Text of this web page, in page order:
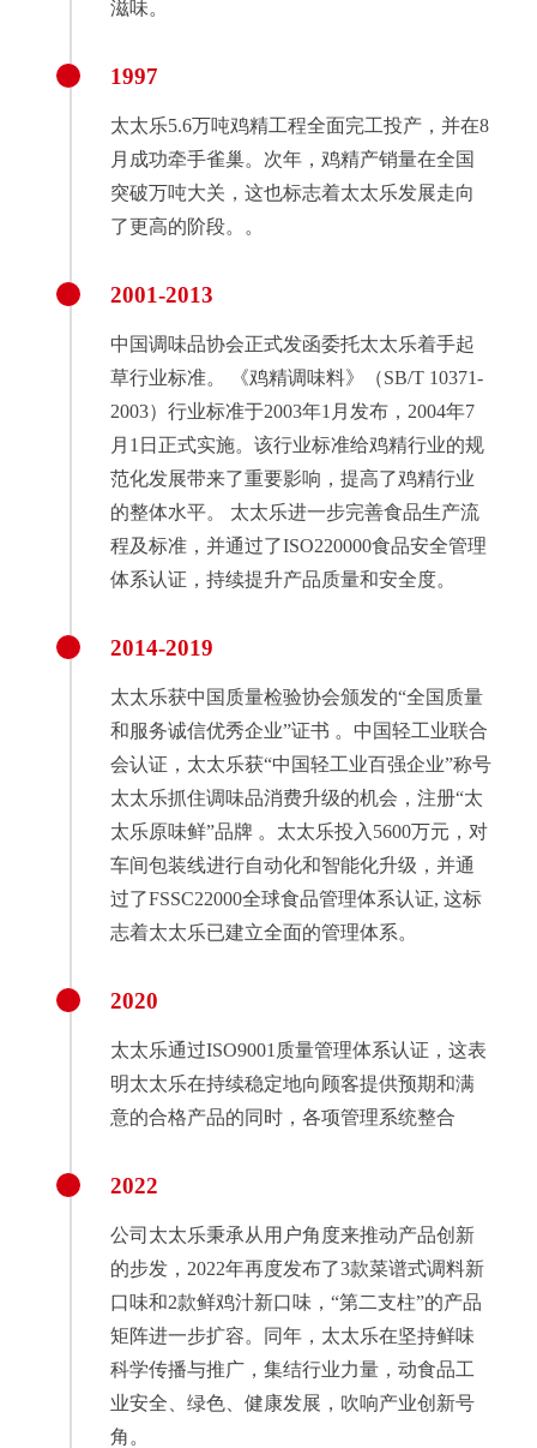
滋味。
1997
太太乐5.6万吨鸡精工程全面完工投产，并在8
月成功牵手雀巢。次年，鸡精产销量在全国
突破万吨大关，这也标志着太太乐发展走向
了更高的阶段。。
2001-2013
中国调味品协会正式发函委托太太乐着手起
草行业标准。 《鸡精调味料》（SB/T 10371-
2003）行业标准于2003年1月发布，2004年7
月1日正式实施。该行业标准给鸡精行业的规
范化发展带来了重要影响，提高了鸡精行业
的整体水平。 太太乐进一步完善食品生产流
程及标准，并通过了ISO220000食品安全管理
体系认证，持续提升产品质量和安全度。
2014-2019
太太乐获中国质量检验协会颁发的“全国质量
和服务诚信优秀企业”证书 。中国轻工业联合
会认证，太太乐获“中国轻工业百强企业”称号
太太乐抓住调味品消费升级的机会，注册“太
太乐原味鲜”品牌 。太太乐投入5600万元，对
车间包装线进行自动化和智能化升级，并通
过了FSSC22000全球食品管理体系认证, 这标
志着太太乐已建立全面的管理体系。
2020
太太乐通过ISO9001质量管理体系认证，这表
明太太乐在持续稳定地向顾客提供预期和满
意的合格产品的同时，各项管理系统整合
2022
公司太太乐秉承从用户角度来推动产品创新
的步发，2022年再度发布了3款菜谱式调料新
口味和2款鲜鸡汁新口味，“第二支柱”的产品
矩阵进一步扩容。同年，太太乐在坚持鲜味
科学传播与推广，集结行业力量，动食品工
业安全、绿色、健康发展，吹响产业创新号
角。